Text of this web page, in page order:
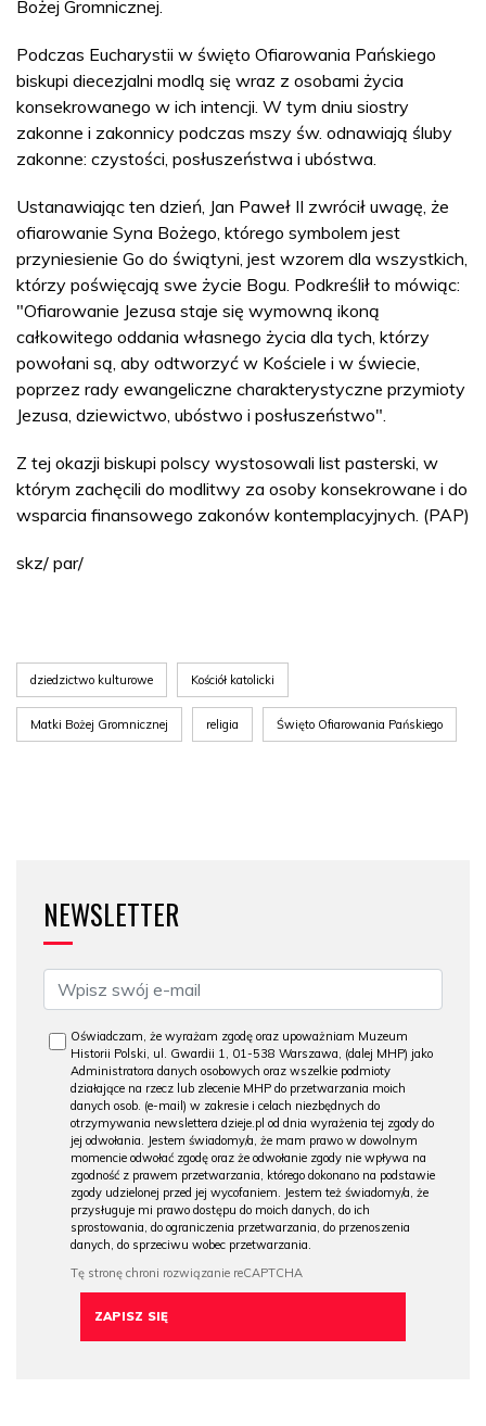
Bożej Gromnicznej.
Podczas Eucharystii w święto Ofiarowania Pańskiego
biskupi diecezjalni modlą się wraz z osobami życia
konsekrowanego w ich intencji. W tym dniu siostry
zakonne i zakonnicy podczas mszy św. odnawiają śluby
zakonne: czystości, posłuszeństwa i ubóstwa.
Ustanawiając ten dzień, Jan Paweł II zwrócił uwagę, że
ofiarowanie Syna Bożego, którego symbolem jest
przyniesienie Go do świątyni, jest wzorem dla wszystkich,
którzy poświęcają swe życie Bogu. Podkreślił to mówiąc:
"Ofiarowanie Jezusa staje się wymowną ikoną
całkowitego oddania własnego życia dla tych, którzy
powołani są, aby odtworzyć w Kościele i w świecie,
poprzez rady ewangeliczne charakterystyczne przymioty
Jezusa, dziewictwo, ubóstwo i posłuszeństwo".
Z tej okazji biskupi polscy wystosowali list pasterski, w
którym zachęcili do modlitwy za osoby konsekrowane i do
wsparcia finansowego zakonów kontemplacyjnych. (PAP)
skz/ par/
dziedzictwo kulturowe Kościół katolicki
Matki Bożej Gromnicznej religia Święto Ofiarowania Pańskiego
NEWSLETTER
Oświadczam, że wyrażam zgodę oraz upoważniam Muzeum
Historii Polski, ul. Gwardii 1, 01-538 Warszawa, (dalej MHP) jako
Administratora danych osobowych oraz wszelkie podmioty
działające na rzecz lub zlecenie MHP do przetwarzania moich
danych osob. (e-mail) w zakresie i celach niezbędnych do
otrzymywania newslettera dzieje.pl od dnia wyrażenia tej zgody do
jej odwołania. Jestem świadomy/a, że mam prawo w dowolnym
momencie odwołać zgodę oraz że odwołanie zgody nie wpływa na
zgodność z prawem przetwarzania, którego dokonano na podstawie
zgody udzielonej przed jej wycofaniem. Jestem też świadomy/a, że
przysługuje mi prawo dostępu do moich danych, do ich
sprostowania, do ograniczenia przetwarzania, do przenoszenia
danych, do sprzeciwu wobec przetwarzania.